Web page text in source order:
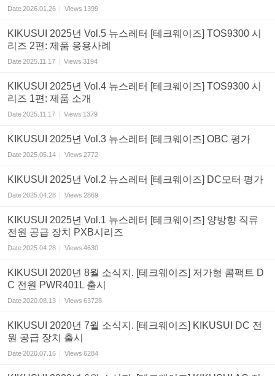
Date2026.01.26 Views 1399
KIKUSUI 2025년 Vol.5 뉴스레터 [테크웨이즈] TOS9300 시
리즈 2편: 제품 응용사례
Date2025.11.17 Views 3194
KIKUSUI 2025년 Vol.4 뉴스레터 [테크웨이즈] TOS9300 시
리즈 1편: 제품 소개
Date2025.11.17 Views 1379
KIKUSUI 2025년 Vol.3 뉴스레터 [테크웨이즈] OBC 평가
Date2025.05.14 Views 2772
KIKUSUI 2025년 Vol.2 뉴스레터 [테크웨이즈] DC모터 평가
Date2025.04.28 Views 2869
KIKUSUI 2025년 Vol.1 뉴스레터 [테크웨이즈] 양방향 직류
전원 공급 장치 PXB시리즈
Date2025.04.28 Views 4630
KIKUSUI 2020년 8월 소식지. [테크웨이즈] 저가형 콤팩트 D
C 전원 PWR401L 출시
Date2020.08.13 Views 63728
KIKUSUI 2020년 7월 소식지. [테크웨이즈] KIKUSUI DC 전
원 공급 장치 출시
Date2020.07.16 Views 6284